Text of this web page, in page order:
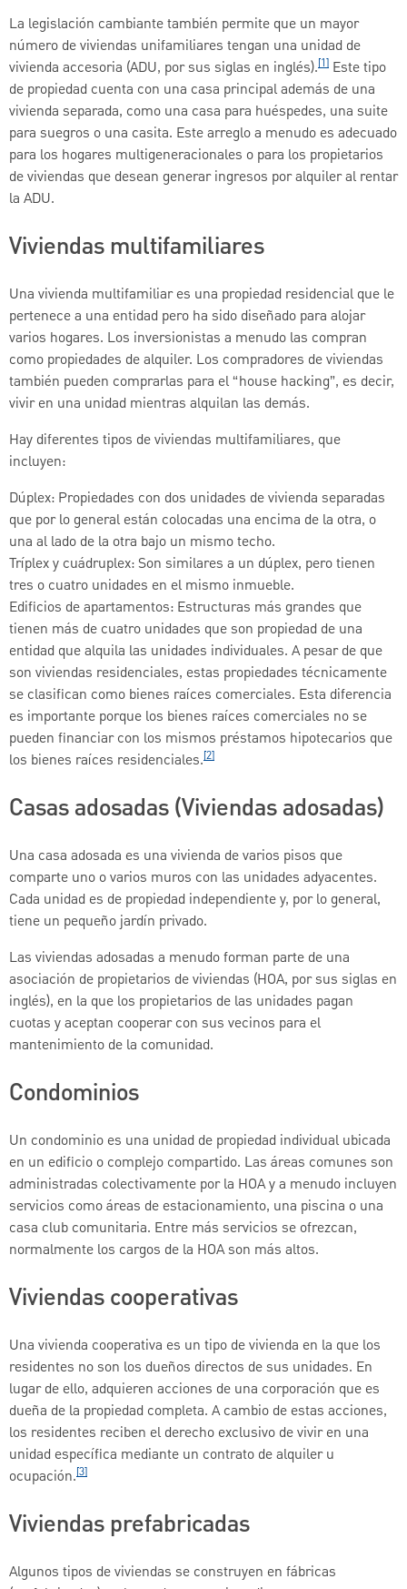
La legislación cambiante también permite que un mayor
número de viviendas unifamiliares tengan una unidad de
vivienda accesoria (ADU, por sus siglas en inglés).[1] Este tipo
de propiedad cuenta con una casa principal además de una
vivienda separada, como una casa para huéspedes, una suite
para suegros o una casita. Este arreglo a menudo es adecuado
para los hogares multigeneracionales o para los propietarios
de viviendas que desean generar ingresos por alquiler al rentar
la ADU.
Viviendas multifamiliares
Una vivienda multifamiliar es una propiedad residencial que le
pertenece a una entidad pero ha sido diseñado para alojar
varios hogares. Los inversionistas a menudo las compran
como propiedades de alquiler. Los compradores de viviendas
también pueden comprarlas para el “house hacking”, es decir,
vivir en una unidad mientras alquilan las demás.
Hay diferentes tipos de viviendas multifamiliares, que
incluyen:
Dúplex: Propiedades con dos unidades de vivienda separadas
que por lo general están colocadas una encima de la otra, o
una al lado de la otra bajo un mismo techo.
Tríplex y cuádruplex: Son similares a un dúplex, pero tienen
tres o cuatro unidades en el mismo inmueble.
Edificios de apartamentos: Estructuras más grandes que
tienen más de cuatro unidades que son propiedad de una
entidad que alquila las unidades individuales. A pesar de que
son viviendas residenciales, estas propiedades técnicamente
se clasifican como bienes raíces comerciales. Esta diferencia
es importante porque los bienes raíces comerciales no se
pueden financiar con los mismos préstamos hipotecarios que
los bienes raíces residenciales.[2]
Casas adosadas (Viviendas adosadas)
Una casa adosada es una vivienda de varios pisos que
comparte uno o varios muros con las unidades adyacentes.
Cada unidad es de propiedad independiente y, por lo general,
tiene un pequeño jardín privado.
Las viviendas adosadas a menudo forman parte de una
asociación de propietarios de viviendas (HOA, por sus siglas en
inglés), en la que los propietarios de las unidades pagan
cuotas y aceptan cooperar con sus vecinos para el
mantenimiento de la comunidad.
Condominios
Un condominio es una unidad de propiedad individual ubicada
en un edificio o complejo compartido. Las áreas comunes son
administradas colectivamente por la HOA y a menudo incluyen
servicios como áreas de estacionamiento, una piscina o una
casa club comunitaria. Entre más servicios se ofrezcan,
normalmente los cargos de la HOA son más altos.
Viviendas cooperativas
Una vivienda cooperativa es un tipo de vivienda en la que los
residentes no son los dueños directos de sus unidades. En
lugar de ello, adquieren acciones de una corporación que es
dueña de la propiedad completa. A cambio de estas acciones,
los residentes reciben el derecho exclusivo de vivir en una
unidad específica mediante un contrato de alquiler u
ocupación.[3]
Viviendas prefabricadas
Algunos tipos de viviendas se construyen en fábricas